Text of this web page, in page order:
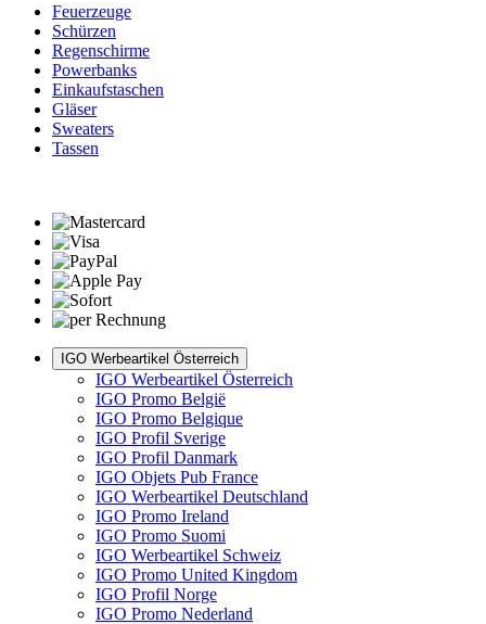
Feuerzeuge
Schürzen
Regenschirme
Powerbanks
Einkaufstaschen
Gläser
Sweaters
Tassen
IGO Werbeartikel Österreich
IGO Werbeartikel Österreich
IGO Promo België
IGO Promo Belgique
IGO Profil Sverige
IGO Profil Danmark
IGO Objets Pub France
IGO Werbeartikel Deutschland
IGO Promo Ireland
IGO Promo Suomi
IGO Werbeartikel Schweiz
IGO Promo United Kingdom
IGO Profil Norge
IGO Promo Nederland